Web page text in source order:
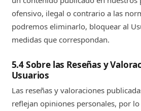
ofensivo, ilegal o contrario a las
podremos eliminarlo, bloquear al
medidas que correspondan.
5.4 Sobre las Reseñas y
Usuarios
Las reseñas y valoraciones
reflejan opiniones personales, por